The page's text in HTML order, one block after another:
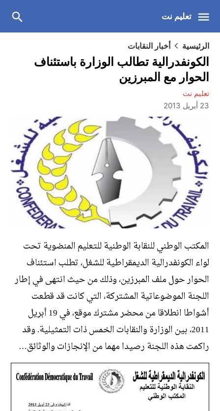
تعليم نت
الرئيسية أخبار النقابات
الكونفدرالية تطالب الوزارة باستئناف
الحوار مع المبرزين
تعليم نت
23 أبريل 2013
المكتب الوطني للنقابة الوطنية للتعليم المنضوية تحت
لواء الكونفدرالية الديمقراطية للشغل، تطلب استئناف
الحوار حول ملف المبرزين، وذلك من حيث انتهى في إطار
اللجنة الموضوعاتية المشتركة، التي كانت قد قطعت
أشواطا انطلاقا من محضر مشترك موقع، في 19 أبريل
2011، بين الوزارة والنقابات الخمس ذات التمثيلية. وقد
راكمت هذه اللجنة رصيدا مهما من الإنجازات والوثائق…